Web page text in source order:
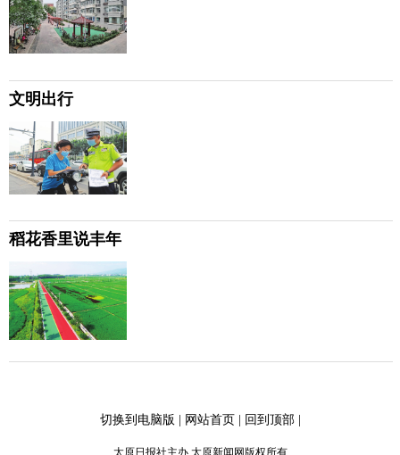
文明出行
稻花香里说丰年
切换到电脑版 | 网站首页| 回到顶部|
太原日报社主办 太原新闻网版权所有